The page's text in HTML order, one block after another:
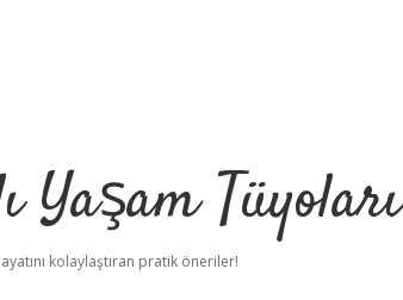
Yaşam Tüyoları
kolaylaştıran pratik öneriler!